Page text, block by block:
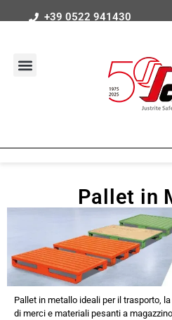
+39 0522 941430
Pallet in
Pallet in metallo ideali per il trasporto,
di merci e materiali pesanti a